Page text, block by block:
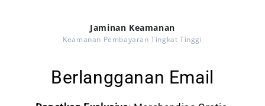
Jaminan Keamanan
Keamanan Pembayaran Tingkat Tinggi
Berlangganan Email